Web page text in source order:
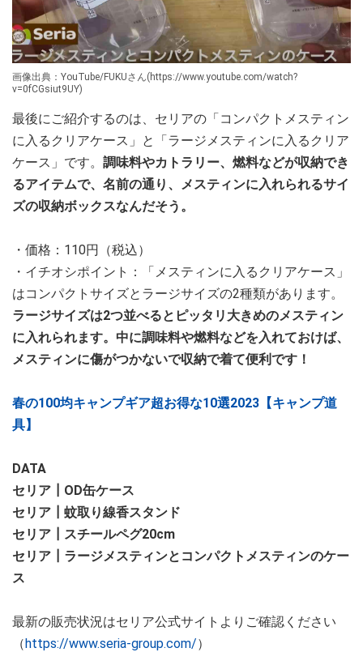
画像出典：YouTube/FUKUさん(https://www.youtube.com/watch?
v=0fCGsiut9UY)
最後にご紹介するのは、セリアの「コンパクトメスティン
に入るクリアケース」と「ラージメスティンに入るクリア
ケース」です。 調味料やカトラリー、燃料などが収納でき
るアイテムで、名前の通り、メスティンに入れられるサイ
ズの収納ボックスなんだそう。
・価格：110円（税込）
・イチオシポイント：「メスティンに入るクリアケース」
はコンパクトサイズとラージサイズの2種類があります。
ラージサイズは2つ並べるとピッタリ大きめのメスティン
に入れられます。中に調味料や燃料などを入れておけば、
メスティンに傷がつかないで収納で着て便利です！
春の100均キャンプギア超お得な10選2023【キャンプ道
具】
DATA
セリア┃OD缶ケース
セリア┃蚊取り線香スタンド
セリア┃スチールペグ20cm
セリア┃ラージメスティンとコンパクトメスティンのケー
ス
最新の販売状況はセリア公式サイトよりご確認ください
（https://www.seria-group.com/）